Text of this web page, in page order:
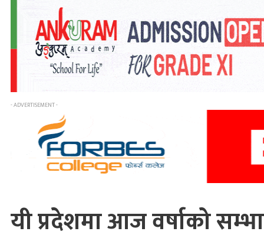
- ADVERTISEMENT -
यी प्रदेशमा आज वर्षाको